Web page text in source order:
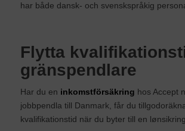
har både dansk- och svenskspråkig
Flytta
gränspendlare
Har du en inkomstförsäkring hos Accept
jobbpendla till Danmark, får du
kvalifikationstid när du byter till en